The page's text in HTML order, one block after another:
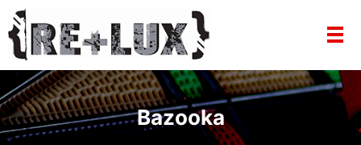
メ
Bazooka